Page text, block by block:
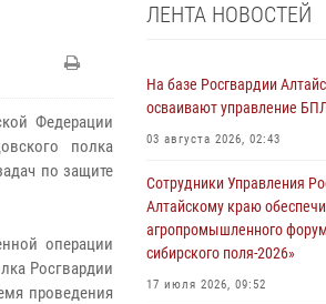
Федерации
полка
по защите
операции
Росгвардии
проведения
ЛЕНТА НОВОСТЕЙ
На базе Росгвардии
осваивают управление
03 августа 2026, 02:43
Сотрудники Управления
Алтайскому краю
агропромышленного
сибирского поля-2026»
17 июля 2026, 09:52